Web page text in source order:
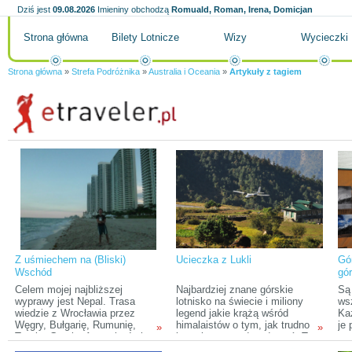
Dziś jest 09.08.2026 Imieniny obchodzą Romuald, Roman, Irena, Domicjan
Strona główna Bilety Lotnicze Wizy Wycieczki
Strona główna » Strefa Podróżnika »Australia i Oceania » Artykuły z tagiem
Z uśmiechem na (Bliski)
Wschód
Celem mojej najbliższej
wyprawy jest Nepal. Trasa
wiedzie z Wrocławia przez
Węgry, Bułgarię, Rumunię,
Turcję, Gruzję, Armenię, Irak
»
Ucieczka z Lukli
Najbardziej znane górskie
lotnisko na świecie i miliony
legend jakie krążą wśród
himalaistów o tym, jak trudno
jest się stamtąd wydostać. To
»
je